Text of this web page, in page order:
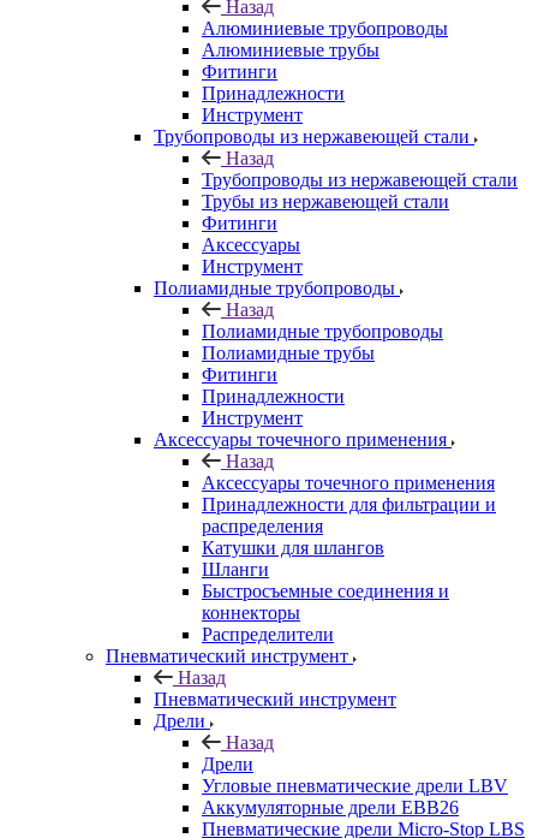
Назад
Алюминиевые трубопроводы
Алюминиевые трубы
Фитинги
Принадлежности
Инструмент
Трубопроводы из нержавеющей стали
Назад
Трубопроводы из нержавеющей стали
Трубы из нержавеющей стали
Фитинги
Аксессуары
Инструмент
Полиамидные трубопроводы
Назад
Полиамидные трубопроводы
Полиамидные трубы
Фитинги
Принадлежности
Инструмент
Аксессуары точечного применения
Назад
Аксессуары точечного применения
Принадлежности для фильтрации и
распределения
Катушки для шлангов
Шланги
Быстросъемные соединения и
коннекторы
Распределители
Пневматический инструмент
Назад
Пневматический инструмент
Дрели
Назад
Дрели
Угловые пневматические дрели LBV
Аккумуляторные дрели EBB26
Пневматические дрели Micro-Stop LBS